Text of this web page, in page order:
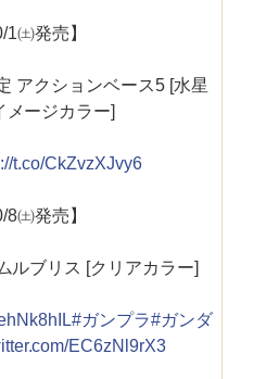
1㈯発売】
アクションベース5 [水星
メージカラー]
t.co/CkZvzXJvy6
8㈯発売】
ルブリス [クリアカラー]
#ガンプラ#ガンダ
EC6zNl9rX3